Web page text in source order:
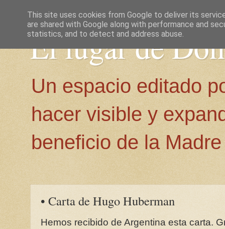
El lugar de
Un espacio editado
hacer visible y
beneficio de la
• Carta de Hugo Huberman
Hemos recibido de Argentina esta carta.
This site uses cookies from Google to deliver its
are shared with Google along with performance and
statistics, and to detect and address abuse.